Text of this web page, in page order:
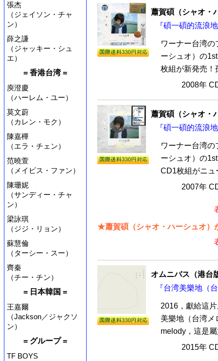
張杰
（ジェイソン・チャ
ン）
薛之謙
（ジャッキー・シュ
エ）
= 香港台湾 =
庾澄慶
（ハーレム・ユー）
莫文蔚
（カレン・モク）
陳嘉樺
（エラ・チェン）
范曉萱
（メイビス・ファン）
陳珊妮
（サンディー・チャ
ン）
梁詠琪
（ジジ・リョン）
蘇慧倫
（ターシー・スー）
齊秦
（チー・チン）
= 日本韓国 =
王嘉爾
（Jackson／ジャクソ
ン）
= グループ =
TF BOYS
蕭賀碩（シャオ・
『碩一碩的流浪
ワーナー台湾
ーシュオ）の
枚組が新発売！
2008年
蕭賀碩（シャオ・
『碩一碩的流浪
ワーナー台湾
ーシュオ）の
CD1枚組がニュ
2007年
★蕭賀碩（シャオ・ハーシュオ）
オムニバス（港台
『台湾美樂地（
2016，獻給這
美樂地（台湾メ
melody，這是
2015年